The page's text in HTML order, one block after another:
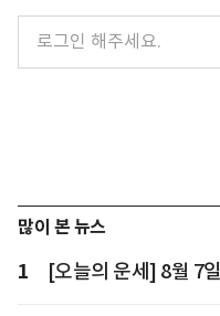
많이 본 뉴스
1 [오늘의 운세] 8월 7